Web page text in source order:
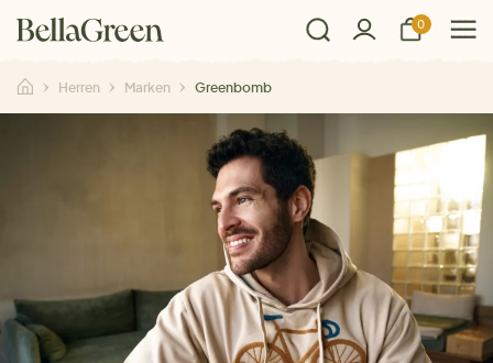
0
Herren Marken Greenbomb